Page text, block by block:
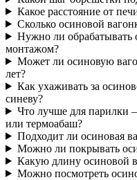
Какое расстояние от
Сколько осиновой
Нужно ли обрабатывать
монтажом?
Может ли осиновую
лет?
Как ухаживать за
синеву?
Что лучше для парилки
или термоабаш?
Подходит ли осиновая
Можно ли покрывать
Какую длину осиновой
Можно посмотреть